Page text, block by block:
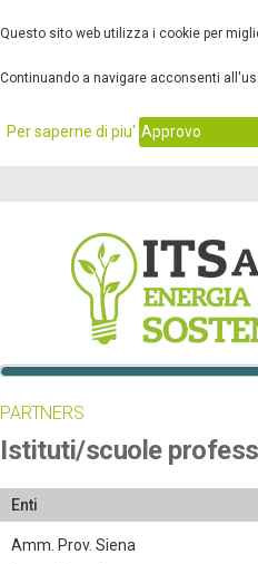
Questo sito web utilizza i cookie per
Continuando a navigare acconsenti
Per saperne di piu' Approvo
PARTNERS
Istituti/scuole
Enti
Amm. Prov. Siena